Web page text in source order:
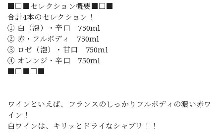
■□■セレクション概要■□■
合計4本のセレクション！
① 白（泡）・辛口 750ml
② 赤・フルボディ 750ml
③ ロゼ（泡）・甘口 750ml
④ オレンジ・辛口 750ml
■□■□■
ワインといえば、フランスのしっかりフルボディの濃い赤ワ
イン！
白ワインは、キリッとドライなシャブリ！！